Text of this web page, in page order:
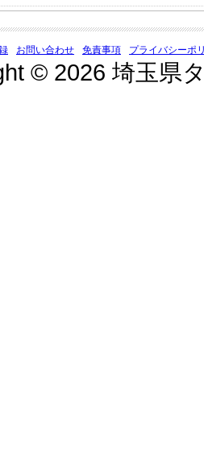
お問い合わせ 免責事項 プライバシーポ
© 2026 埼玉県